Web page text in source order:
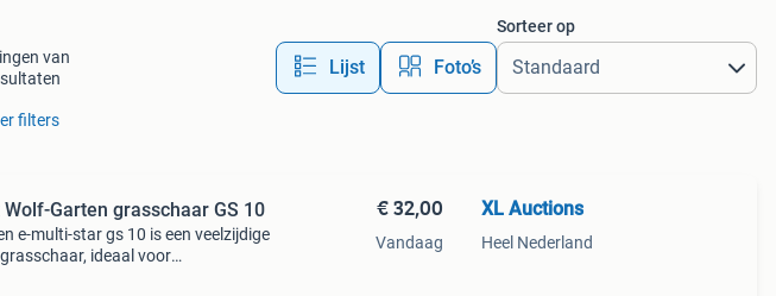
van
Lijst Foto’s
Sorteer op
filters
Garten grasschaar GS 10
e-multi-star gs 10 is een veelzijdige
ideaal voor
€ 32,00
Vandaag
XL Auctions
Heel Nederland